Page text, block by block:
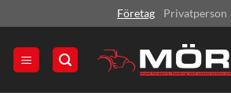
to
content
Företag Privatperson